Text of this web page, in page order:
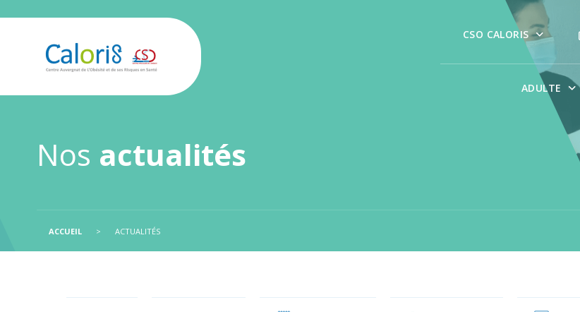
CSO CALORIS
ADULTE
Nos actualités
ACCUEIL > ACTUALITÉS